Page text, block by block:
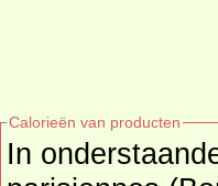
Calorieën van producten
In